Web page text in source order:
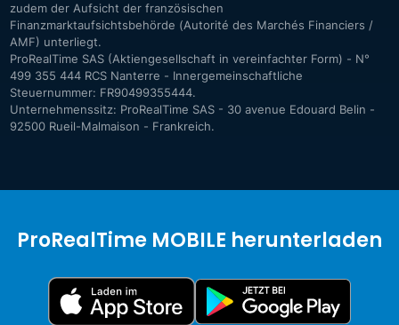
zudem der Aufsicht der französischen
Finanzmarktaufsichtsbehörde (Autorité des Marchés Financiers /
AMF) unterliegt.
ProRealTime SAS (Aktiengesellschaft in vereinfachter Form) - N°
499 355 444 RCS Nanterre - Innergemeinschaftliche
Steuernummer: FR90499355444.
Unternehmenssitz: ProRealTime SAS - 30 avenue Edouard Belin -
92500 Rueil-Malmaison - Frankreich.
ProRealTime MOBILE herunterladen